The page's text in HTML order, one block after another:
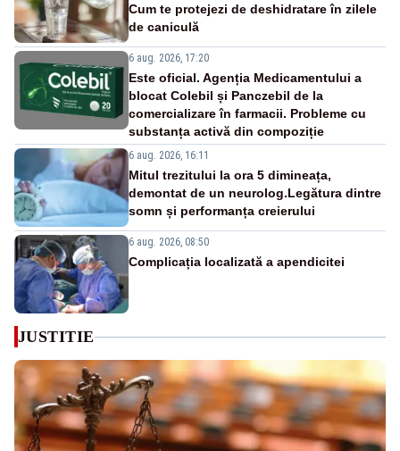
Cum te protejezi de deshidratare în zilele
de caniculă
6 aug. 2026, 17:20
Este oficial. Agenția Medicamentului a
blocat Colebil și Panczebil de la
comercializare în farmacii. Probleme cu
substanța activă din compoziție
6 aug. 2026, 16:11
Mitul trezitului la ora 5 dimineața,
demontat de un neurolog.Legătura dintre
somn și performanța creierului
6 aug. 2026, 08:50
Complicația localizată a apendicitei
JUSTITIE